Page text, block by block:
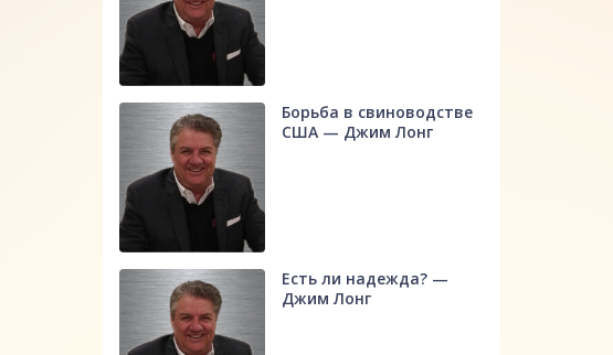
Борьба в свиноводстве
США — Джим Лонг
Есть ли надежда? —
Джим Лонг